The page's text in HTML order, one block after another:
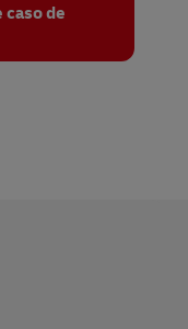
caso de